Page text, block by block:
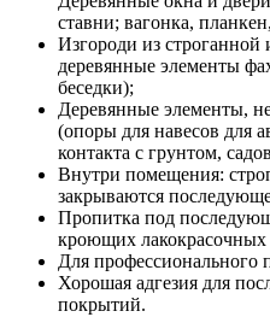
ставни; вагонка,
Изгороди из строганной
деревянные элементы
беседки);
Деревянные элементы,
(опоры для навесов для
контакта с грунтом,
Внутри помещения:
закрываются
Пропитка под
кроющих
Для профессионального
Хорошая адгезия для
покрытий.